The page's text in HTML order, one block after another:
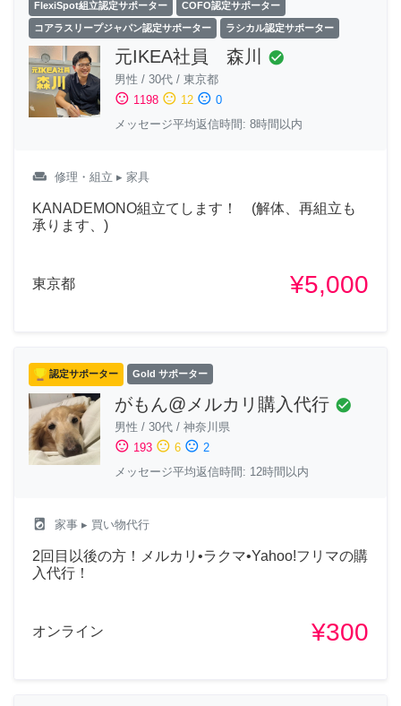
FlexiSpot組立認定サポーター COFO認定サポーター
コアラスリープジャパン認定サポーター ラシカル認定サポーター
元IKEA社員 森川 check_circle
男性 / 30代 / 東京都
sentiment_satisfied 1198 sentiment_neutral 12 sentiment_dissatisfied 0
メッセージ平均返信時間: 8時間以内
weekend 修理・組立 ▸ 家具
KANADEMONO組立てします！ (解体、再組立も
承ります、)
東京都 ¥5,000
認定サポーター Gold サポーター
がもん@メルカリ購入代行 check_circle
男性 / 30代 / 神奈川県
sentiment_satisfied 193 sentiment_neutral 6 sentiment_dissatisfied 2
メッセージ平均返信時間: 12時間以内
local_laundry_service 家事 ▸ 買い物代行
2回目以後の方！メルカリ•ラクマ•Yahoo!フリマの購
入代行！
オンライン ¥300